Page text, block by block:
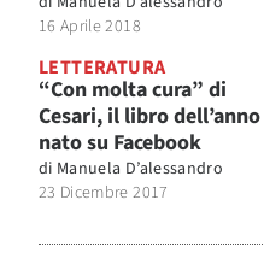
16 Aprile 2018
LETTERATURA
“Con molta cura” di
Cesari, il libro dell’anno
nato su Facebook
di Manuela D’alessandro
23 Dicembre 2017